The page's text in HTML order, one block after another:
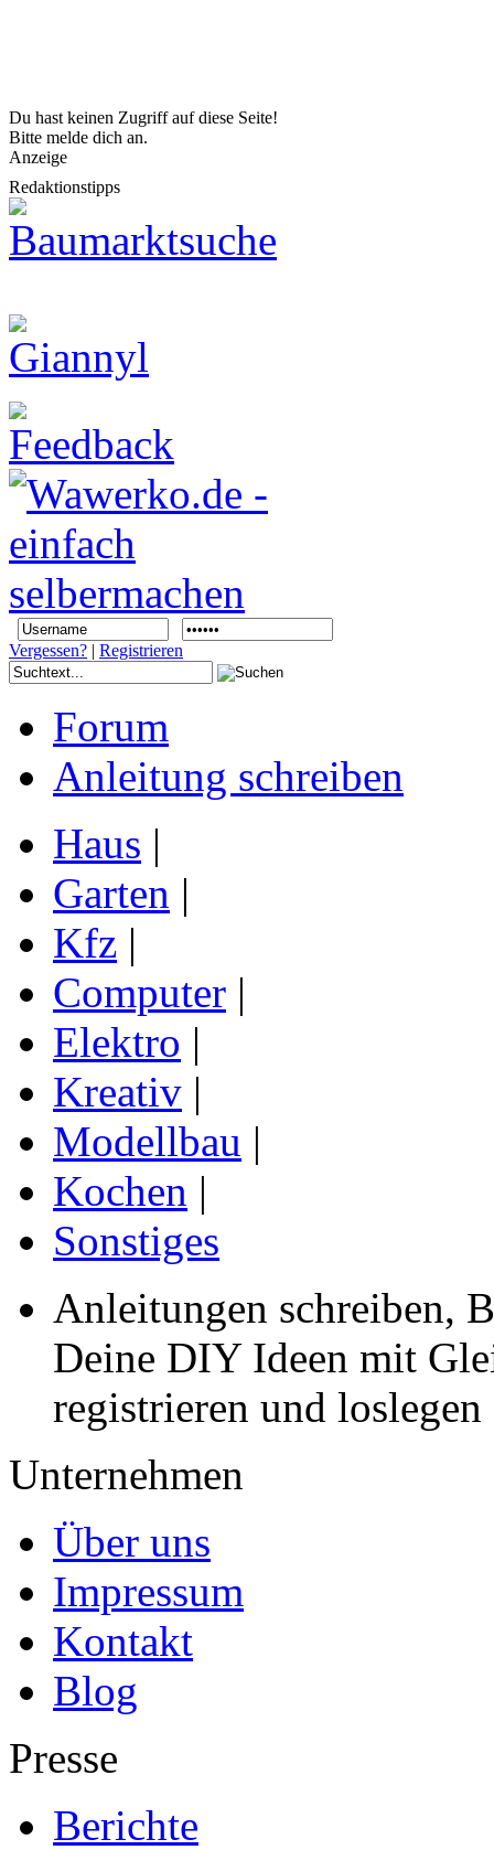
Du hast keinen Zugriff auf diese Seite!
Bitte melde dich an.
Anzeige
Redaktionstipps
Vergessen? | Registrieren
Forum
Anleitung schreiben
Haus |
Garten |
Kfz |
Computer |
Elektro |
Kreativ |
Modellbau |
Kochen |
Sonstiges
Anleitungen schreiben,
Deine DIY Ideen mit
registrieren und loslegen
Unternehmen
Über uns
Impressum
Kontakt
Blog
Presse
Berichte